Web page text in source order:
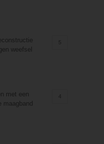
weefsel
5
met een
maagband
4